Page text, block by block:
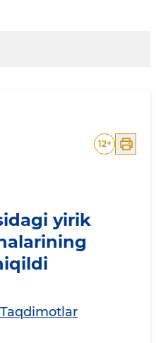
12+
yirik
Taqdimotlar